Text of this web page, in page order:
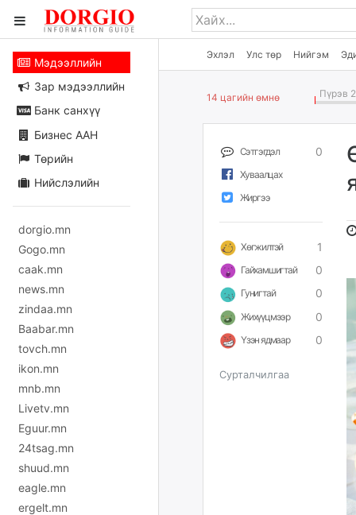
Эхлэл Улс төр Нийгэм
Мэдээллийн
Зар мэдээллийн
Банк санхүү
Бизнес ААН
Төрийн
Нийслэлийн
dorgio.mn
Gogo.mn
caak.mn
news.mn
zindaa.mn
Baabar.mn
tovch.mn
ikon.mn
mnb.mn
Livetv.mn
Eguur.mn
24tsag.mn
shuud.mn
eagle.mn
ergelt.mn
14 цагийн өмнө Пүрэв
Сэтгэгдэл 0
Хуваалцах
Жиргээ
Хөгжилтэй 1
Гайхамшигтай 0
Гунигтай 0
Жихүүцмээр 0
Үзэн ядмаар 0
Сурталчилгаа